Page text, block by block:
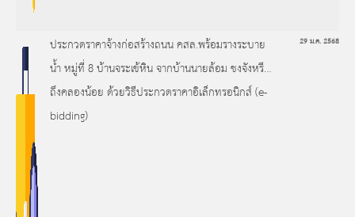
ประกวดราคาจ้างก่อสร้างถนน คสล.พร้อมรางระบาย
น้ำ หมู่ที่ 8 บ้านจระเข้หิน จากบ้านนายล้อม ชงจังหรีด
ถึงคลองน้อย ด้วยวิธีประกวดราคาอิเล็กทรอนิกส์ (e-
bidding)
29 ม.ค. 2568